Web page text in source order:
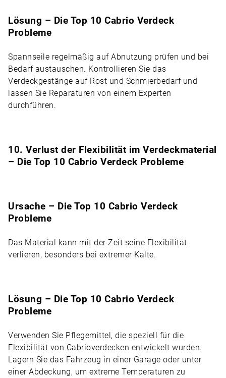
Lösung – Die Top 10 Cabrio Verdeck
Probleme
Spannseile regelmäßig auf Abnutzung prüfen und bei
Bedarf austauschen. Kontrollieren Sie das
Verdeckgestänge auf Rost und Schmierbedarf und
lassen Sie Reparaturen von einem Experten
durchführen.
10. Verlust der Flexibilität im Verdeckmaterial
– Die Top 10 Cabrio Verdeck Probleme
Ursache – Die Top 10 Cabrio Verdeck
Probleme
Das Material kann mit der Zeit seine Flexibilität
verlieren, besonders bei extremer Kälte.
Lösung – Die Top 10 Cabrio Verdeck
Probleme
Verwenden Sie Pflegemittel, die speziell für die
Flexibilität von Cabrioverdecken entwickelt wurden.
Lagern Sie das Fahrzeug in einer Garage oder unter
einer Abdeckung, um extreme Temperaturen zu